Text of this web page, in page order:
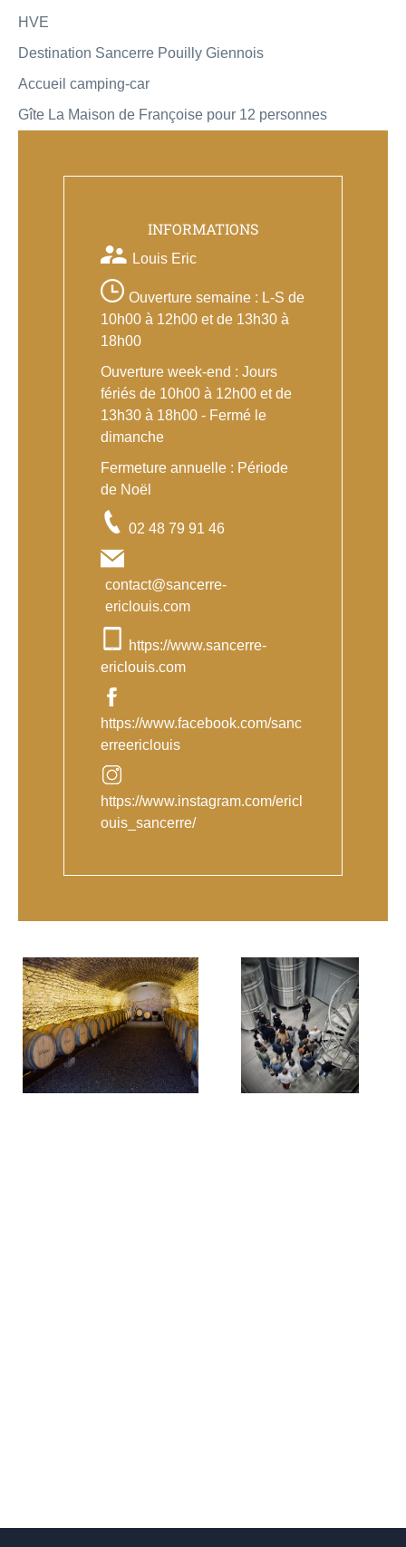
HVE
Destination Sancerre Pouilly Giennois
Accueil camping-car
Gîte La Maison de Françoise pour 12 personnes
INFORMATIONS
Louis Eric
Ouverture semaine : L-S de
10h00 à 12h00 et de 13h30 à
18h00
Ouverture week-end : Jours
fériés de 10h00 à 12h00 et de
13h30 à 18h00 - Fermé le
dimanche
Fermeture annuelle : Période
de Noël
02 48 79 91 46
contact@sancerre-
ericlouis.com
https://www.sancerre-
ericlouis.com
https://www.facebook.com/sanc
erreericlouis
https://www.instagram.com/ericl
ouis_sancerre/